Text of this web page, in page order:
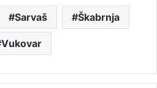
Sarvaš Škabrnja
Vukovar